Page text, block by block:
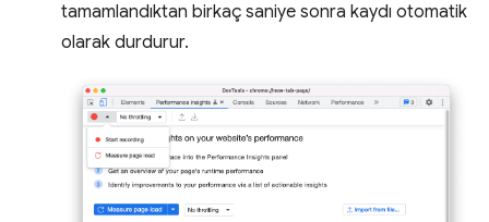
tamamlandıktan birkaç saniye sonra kaydı otomatik
olarak durdurur.